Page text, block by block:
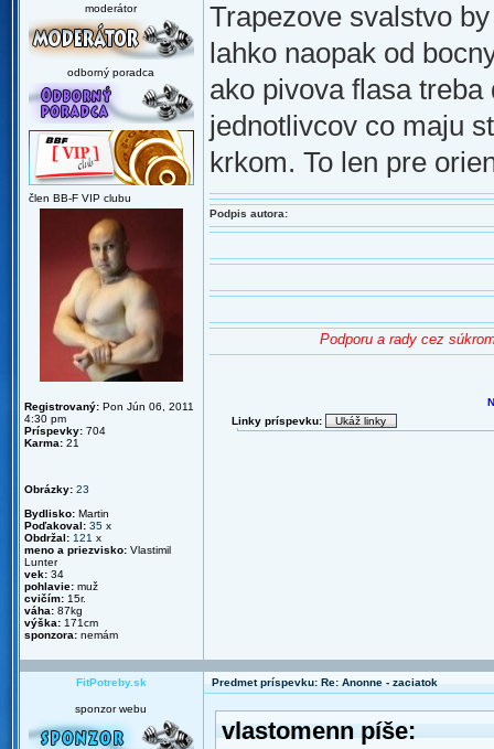
moderátor
odborný poradca
člen BB-F VIP clubu
Registrovaný: Pon Jún 06, 2011
4:30 pm
Príspevky: 704
Karma: 21
Obrázky: 23
Bydlisko: Martin
Poďakoval: 35 x
Obdržal: 121 x
meno a priezvisko: Vlastimil
Lunter
vek: 34
pohlavie: muž
cvičím: 15r.
váha: 87kg
výška: 171cm
sponzora: nemám
Trapezove svalstvo
lahko naopak od
ako pivova flasa
jednotlivcov co maju
krkom. To len pre
Podpis autora:
Podporu a rady cez
Linky príspevku:
FitPotreby.sk Predmet príspevku: Re: Anonne - zaciatok
sponzor webu
vlastomenn píše: